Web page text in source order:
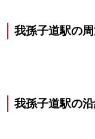
我孫子道駅の
我孫子道駅の